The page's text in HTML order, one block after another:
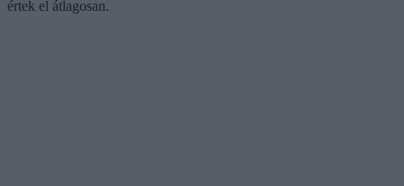
értek el átlagosan.